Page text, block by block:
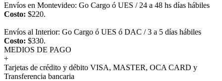
Envíos en Montevideo: Go Cargo ó UES / 24 a 48 hs días hábiles
Costo: $220.
Envíos al Interior: Go Cargo ó UES ó DAC / 3 a 5 días hábiles
Costo: $330.
MEDIOS DE PAGO
+
Tarjetas de crédito y débito VISA, MASTER, OCA CARD y
Transferencia bancaria